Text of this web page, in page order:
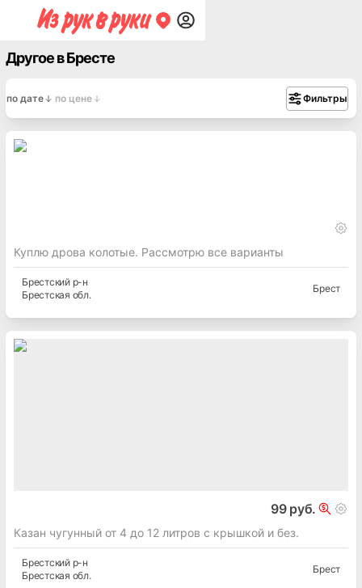
Другое в Бресте
по дате по цене Фильтры
Куплю дрова колотые. Рассмотрю все варианты
Брестскийр-н
Брестская обл.
Брест
99 руб.
Казан чугунный от 4 до 12 литров с крышкой и без.
Брестскийр-н
Брестская обл.
Брест